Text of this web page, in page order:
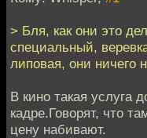
> Бля, как они это
специальный,
липовая, они ничего
В кино такая услуга
кадре.Говорят, что
цену набивают.